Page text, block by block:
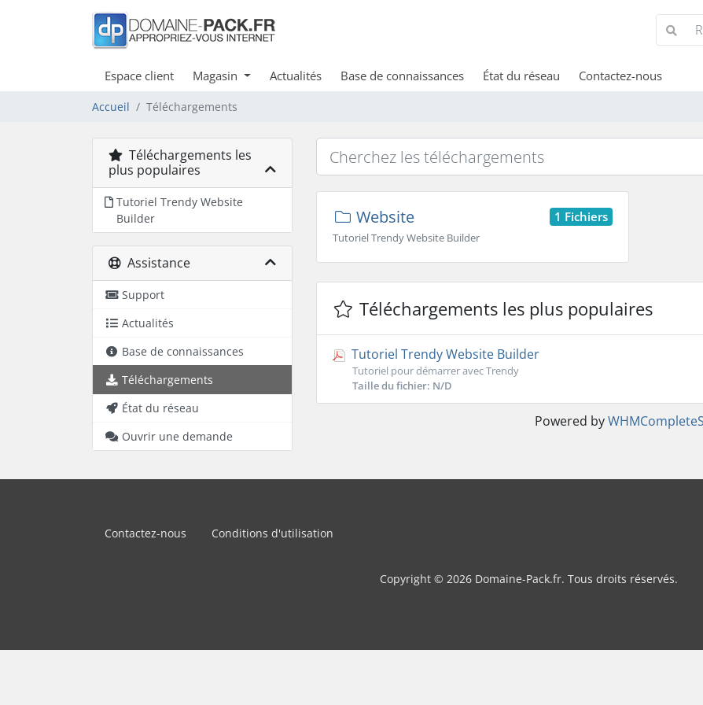
Espace client Magasin Actualités Base de connaissances État du réseau Contactez-nous
Accueil Téléchargements
Téléchargements les
plus populaires
Tutoriel Trendy Website
Builder
Assistance
Support
Actualités
Base de connaissances
Téléchargements
État du réseau
Ouvrir une demande
Website 1 Fichiers
Tutoriel Trendy Website Builder
Téléchargements les plus populaires
Tutoriel Trendy Website Builder
Tutoriel pour démarrer avec Trendy
Taille du fichier: N/D
Powered by
Contactez-nous Conditions d'utilisation
Copyright © 2026 Domaine-Pack.fr. Tous droits réservés.